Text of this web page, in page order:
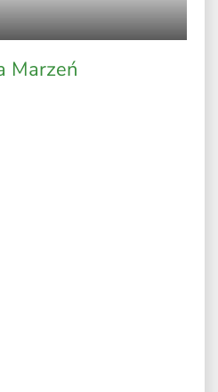
Marzeń